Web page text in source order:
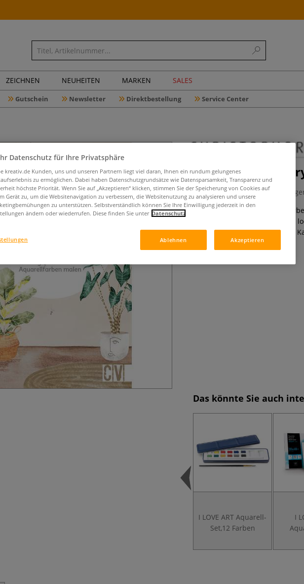
ZEICHNEN NEUHEITEN MARKEN SALES
Gutschein Newsletter Direktbestellung Service Center
Watercolor
0
Lieblingspflanzen mit
und andere Zimmerpflanzen - im
mit Watercolor: florale Motive für
Mehr
Das könnte Sie auch
I LOVE ART Aquarell-
Set,12 Farben
I
Datenschutz für Ihre Privatsphäre
kreativ.de Kunden, uns und unseren Partnern liegt viel daran, Ihnen ein rundum gelungenes
zu ermöglichen. Dabei haben Datenschutzgrundsätze wie Datensparsamkeit, Transparenz und
höchste Priorität. Wenn Sie auf „Akzeptieren“ klicken, stimmen Sie der Speicherung von Cookies auf
Gerät zu, um die Websitenavigation zu verbessern, die Websitenutzung zu analysieren und unsere
zu unterstützen. Selbstverständlich können Sie Ihre Einwilligung jederzeit in den
ändern oder wiederrufen. Diese finden Sie unter Datenschutz
Ablehnen Akzeptieren